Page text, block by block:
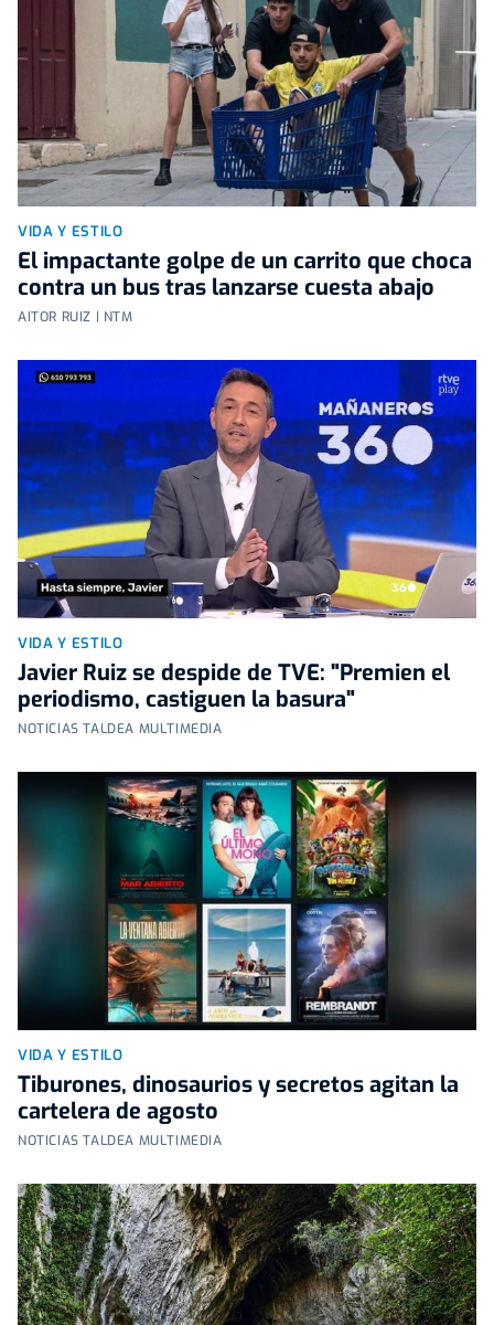
VIDA Y ESTILO
El impactante golpe de un carrito que choca
contra un bus tras lanzarse cuesta abajo
AITOR RUIZ | NTM
VIDA Y ESTILO
Javier Ruiz se despide de TVE: "Premien el
periodismo, castiguen la basura"
NOTICIAS TALDEA MULTIMEDIA
VIDA Y ESTILO
Tiburones, dinosaurios y secretos agitan la
cartelera de agosto
NOTICIAS TALDEA MULTIMEDIA